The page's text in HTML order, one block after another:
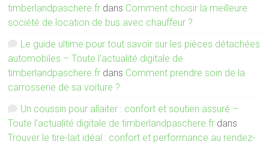
timberlandpaschere.fr dans Comment choisir la meilleure
société de location de bus avec chauffeur ?
Le guide ultime pour tout savoir sur les pièces détachées
automobiles – Toute l'actualité digitale de
timberlandpaschere.fr dans Comment prendre soin de la
carrosserie de sa voiture ?
Un coussin pour allaiter : confort et soutien assuré –
Toute l'actualité digitale de timberlandpaschere.fr dans
Trouver le tire-lait idéal : confort et performance au rendez-